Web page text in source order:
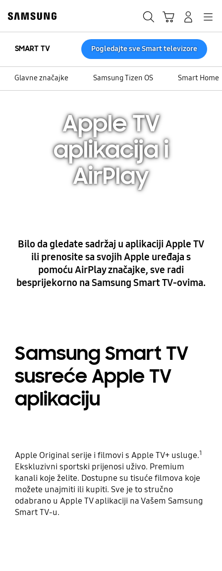
content
accessibility
help
SMART TV Pogledajte sve Smart televizore
Glavne značajke Samsung Tizen OS Smart Home
Apple TV
aplikacija i
AirPlay
Bilo da gledate sadržaj u aplikaciji Apple TV
ili prenosite sa svojih Apple uređaja s
pomoću AirPlay značajke, sve radi
besprijekorno na Samsung Smart TV-ovima.
Samsung Smart TV
susreće Apple TV
aplikaciju
Apple Original serije i filmovi s Apple TV+ usluge.1
Ekskluzivni sportski prijenosi uživo. Premium
kanali koje želite. Dostupne su tisuće filmova koje
možete unajmiti ili kupiti. Sve je to stručno
odabrano u Apple TV aplikaciji na Vašem Samsung
Smart TV-u.